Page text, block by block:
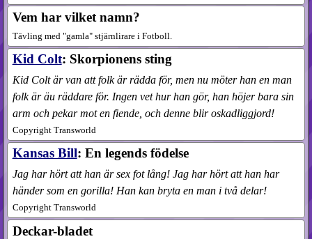
Vem har vilket namn?
Tävling med "gamla" stjärnlirare i Fotboll.
Kid Colt: Skorpionens sting
Kid Colt är van att folk är rädda för, men nu möter han en man
folk är äu räddare för. Ingen vet hur han gör, han höjer bara sin
arm och pekar mot en fiende, och denne blir oskadliggjord!
Copyright Transworld
Kansas Bill: En legends födelse
Jag har hört att han är sex fot lång! Jag har hört att han har
händer som en gorilla! Han kan bryta en man i två delar!
Copyright Transworld
Deckar-bladet